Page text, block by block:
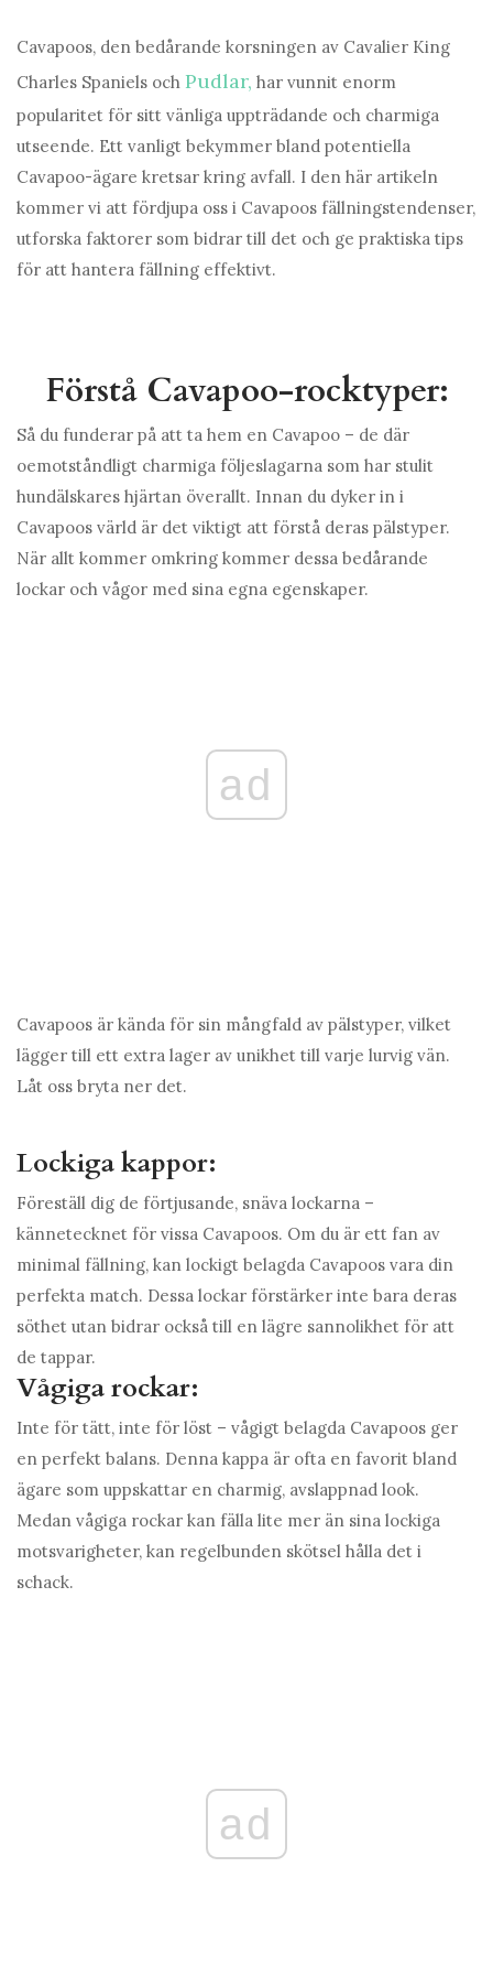
Cavapoos, den bedårande korsningen av Cavalier King
Charles Spaniels och Pudlar, har vunnit enorm
popularitet för sitt vänliga uppträdande och charmiga
utseende. Ett vanligt bekymmer bland potentiella
Cavapoo-ägare kretsar kring avfall. I den här artikeln
kommer vi att fördjupa oss i Cavapoos fällningstendenser,
utforska faktorer som bidrar till det och ge praktiska tips
för att hantera fällning effektivt.
Förstå Cavapoo-rocktyper:
Så du funderar på att ta hem en Cavapoo – de där
oemotståndligt charmiga följeslagarna som har stulit
hundälskares hjärtan överallt. Innan du dyker in i
Cavapoos värld är det viktigt att förstå deras pälstyper.
När allt kommer omkring kommer dessa bedårande
lockar och vågor med sina egna egenskaper.
ad
Cavapoos är kända för sin mångfald av pälstyper, vilket
lägger till ett extra lager av unikhet till varje lurvig vän.
Låt oss bryta ner det.
Lockiga kappor:
Föreställ dig de förtjusande, snäva lockarna –
kännetecknet för vissa Cavapoos. Om du är ett fan av
minimal fällning, kan lockigt belagda Cavapoos vara din
perfekta match. Dessa lockar förstärker inte bara deras
söthet utan bidrar också till en lägre sannolikhet för att
de tappar.
Vågiga rockar:
Inte för tätt, inte för löst – vågigt belagda Cavapoos ger
en perfekt balans. Denna kappa är ofta en favorit bland
ägare som uppskattar en charmig, avslappnad look.
Medan vågiga rockar kan fälla lite mer än sina lockiga
motsvarigheter, kan regelbunden skötsel hålla det i
schack.
ad